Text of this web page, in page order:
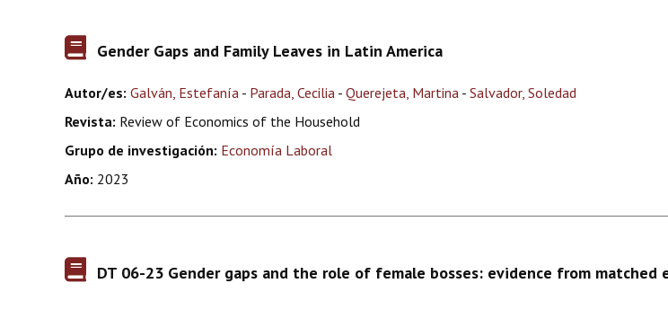
Gender Gaps and Family Leaves in Latin America
Autor/es: Galván, Estefanía - Parada, Cecilia - Querejeta, Martina - Salvador, Soledad
Revista: Review of Economics of the Household
Grupo de investigación: Economía Laboral
Año: 2023
DT 06-23 Gender gaps and the role of female bosses: evidence from